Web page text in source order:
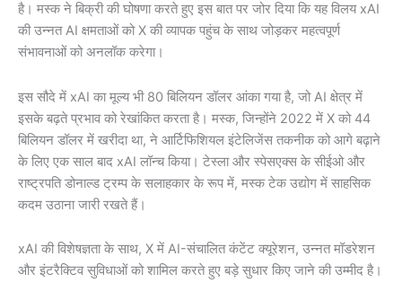
है। मस्क ने बिक्री की घोषणा करते हुए इस बात पर जोर दिया कि यह विलय xAI
की उन्नत AI क्षमताओं को X की व्यापक पहुंच के साथ जोड़कर महत्वपूर्ण
संभावनाओं को अनलॉक करेगा।
इस सौदे में xAI का मूल्य भी 80 बिलियन डॉलर आंका गया है, जो AI क्षेत्र में
इसके बढ़ते प्रभाव को रेखांकित करता है। मस्क, जिन्होंने 2022 में X को 44
बिलियन डॉलर में खरीदा था, ने आर्टिफिशियल इंटेलिजेंस तकनीक को आगे बढ़ाने
के लिए एक साल बाद xAI लॉन्च किया। टेस्ला और स्पेसएक्स के सीईओ और
राष्ट्रपति डोनाल्ड ट्रम्प के सलाहकार के रूप में, मस्क टेक उद्योग में साहसिक
कदम उठाना जारी रखते हैं।
xAI की विशेषज्ञता के साथ, X में AI-संचालित कंटेंट क्यूरेशन, उन्नत मॉडरेशन
और इंटरैक्टिव सुविधाओं को शामिल करते हुए बड़े सुधार किए जाने की उम्मीद है।